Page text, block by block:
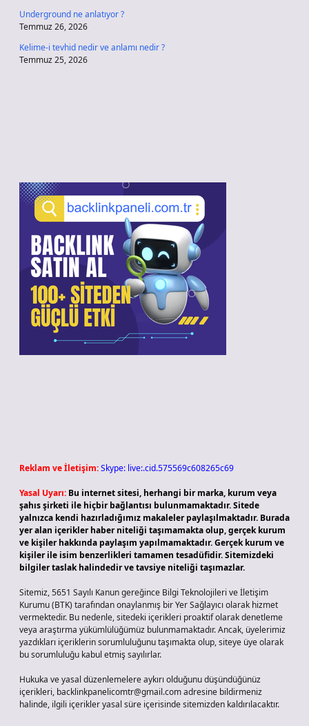
Underground ne anlatıyor ?
Temmuz 26, 2026
Kelime-i tevhid nedir ve anlamı nedir ?
Temmuz 25, 2026
Reklam ve İletişim:Skype: live:.cid.575569c608265c69
Yasal Uyarı: Bu internet sitesi, herhangi bir marka, kurum veya
şahıs şirketi ile hiçbir bağlantısı bulunmamaktadır. Sitede
yalnızca kendi hazırladığımız makaleler paylaşılmaktadır. Burada
yer alan içerikler haber niteliği taşımamakta olup, gerçek kurum
ve kişiler hakkında paylaşım yapılmamaktadır. Gerçek kurum ve
kişiler ile isim benzerlikleri tamamen tesadüfidir. Sitemizdeki
bilgiler taslak halindedir ve tavsiye niteliği taşımazlar.
Sitemiz, 5651 Sayılı Kanun gereğince Bilgi Teknolojileri ve İletişim
Kurumu (BTK) tarafından onaylanmış bir Yer Sağlayıcı olarak hizmet
vermektedir. Bu nedenle, sitedeki içerikleri proaktif olarak denetleme
veya araştırma yükümlülüğümüz bulunmamaktadır. Ancak, üyelerimiz
yazdıkları içeriklerin sorumluluğunu taşımakta olup, siteye üye olarak
bu sorumluluğu kabul etmiş sayılırlar.
Hukuka ve yasal düzenlemelere aykırı olduğunu düşündüğünüz
içerikleri, backlinkpanelicomtr@gmail.comadresine bildirmeniz
halinde, ilgili içerikler yasal süre içerisinde sitemizden kaldırılacaktır.